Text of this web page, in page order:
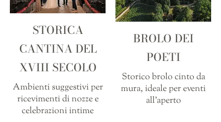
STORICA
CANTINA DEL
XVIII SECOLO
Ambienti suggestivi per
ricevimenti di nozze e
celebrazioni intime
BROLO DEI
POETI
Storico brolo cinto da
mura, ideale per eventi
all’aperto